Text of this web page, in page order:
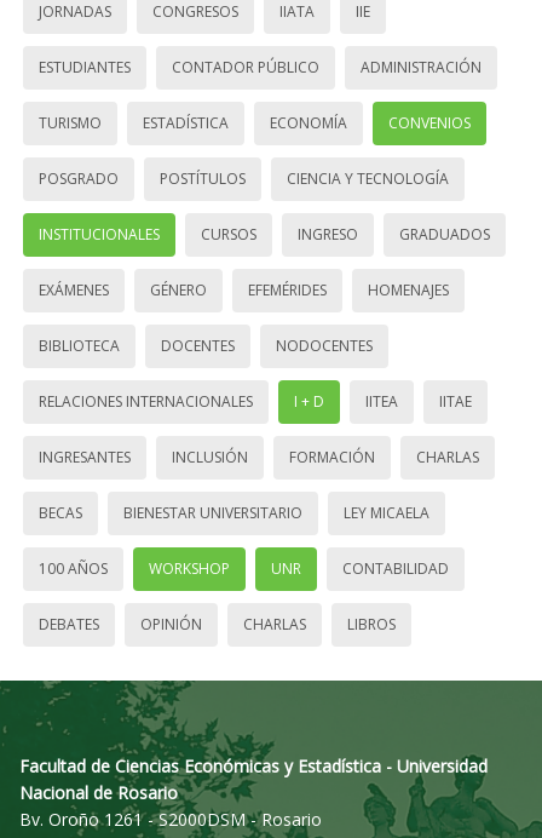
JORNADAS CONGRESOS IIATA IIE
ESTUDIANTES CONTADOR PÚBLICO ADMINISTRACIÓN
TURISMO ESTADÍSTICA ECONOMÍA CONVENIOS
POSGRADO POSTÍTULOS CIENCIA Y TECNOLOGÍA
INSTITUCIONALES CURSOS INGRESO GRADUADOS
EXÁMENES GÉNERO EFEMÉRIDES HOMENAJES
BIBLIOTECA DOCENTES NODOCENTES
RELACIONES INTERNACIONALES I + D IITEA IITAE
INGRESANTES INCLUSIÓN FORMACIÓN CHARLAS
BECAS BIENESTAR UNIVERSITARIO LEY MICAELA
100 AÑOS WORKSHOP UNR CONTABILIDAD
DEBATES OPINIÓN CHARLAS LIBROS
Facultad de Ciencias Económicas y Estadística - Universidad
Nacional de Rosario
Bv. Oroño 1261 - S2000DSM - Rosario